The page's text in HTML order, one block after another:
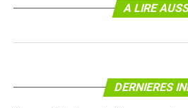
A LIRE
DERNIERES